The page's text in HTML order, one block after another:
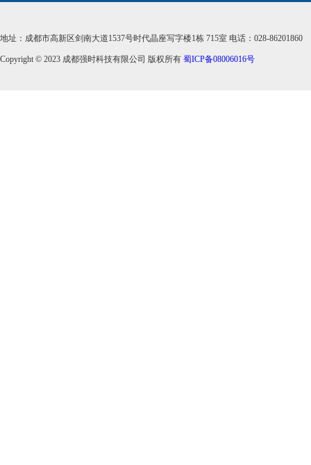
地址：成都市高新区剑南大道1537号时代晶座写字楼1栋 715室 电话：028-86201860
Copyright © 2023 成都强时科技有限公司 版权所有 蜀ICP备08006016号